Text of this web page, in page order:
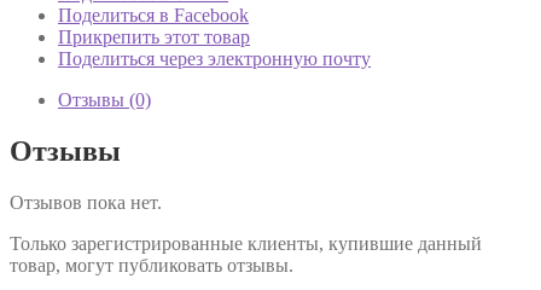
Поделиться в Facebook
Прикрепить этот товар
Поделиться через электронную почту
Отзывы (0)
Отзывы
Отзывов пока нет.
Только зарегистрированные клиенты, купившие данный
товар, могут публиковать отзывы.